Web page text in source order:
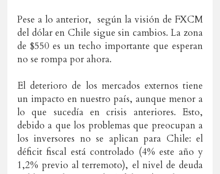
Pese a lo anterior, según la visión de FXCM
del dólar en Chile sigue sin cambios. La zona
de $550 es un techo importante que esperan
no se rompa por ahora.
El deterioro de los mercados externos tiene
un impacto en nuestro país, aunque menor a
lo que sucedía en crisis anteriores. Esto,
debido a que los problemas que preocupan a
los inversores no se aplican para Chile: el
déficit fiscal está controlado (4% este año y
1,2% previo al terremoto), el nivel de deuda